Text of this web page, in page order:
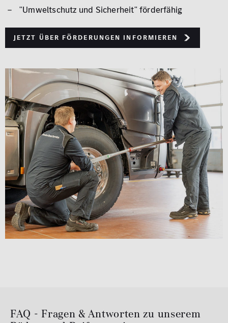
"Umweltschutz und Sicherheit" förderfähig
Jetzt über Förderungen informieren
FAQ - Fragen & Antworten zu unserem